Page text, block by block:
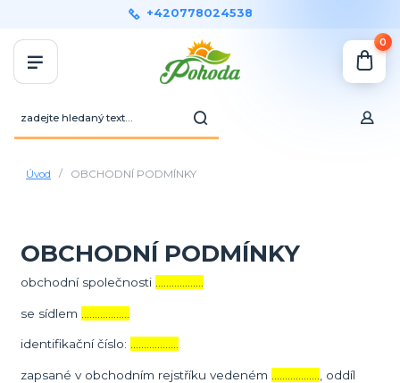
+420778024538
0
Úvod OBCHODNÍ PODMÍNKY
OBCHODNÍ PODMÍNKY
obchodní společnosti
se sídlem
identifikační číslo:
zapsané v obchodním rejstříku vedeném
, oddíl